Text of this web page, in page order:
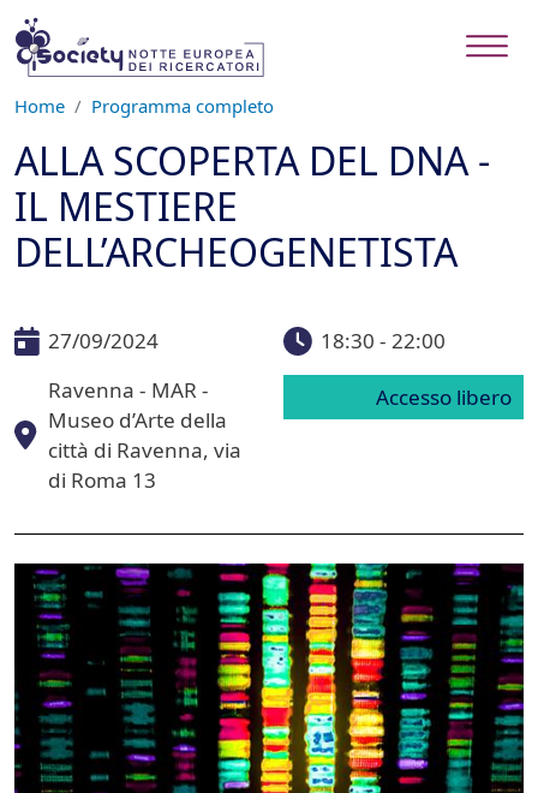
Salta al contenuto principale
Home Programma completo
ALLA SCOPERTA DEL DNA -
IL MESTIERE
DELL’ARCHEOGENETISTA
27/09/2024
18:30 - 22:00
Ravenna - MAR -
Museo d’Arte della
città di Ravenna, via
di Roma 13
Accesso libero
Image